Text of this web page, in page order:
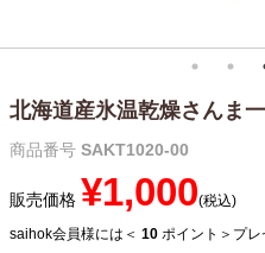
北海道産氷温乾燥さんま
商品番号 SAKT1020-00
販売価格 ¥1,000 税込
saihok会員様には＜ 10 ポイント＞プレ